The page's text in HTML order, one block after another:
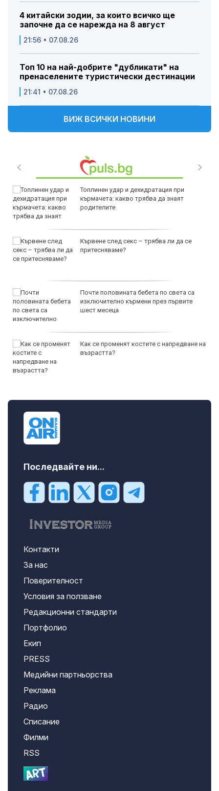
4 китайски зодии, за които всичко ще
започне да се нарежда на 8 август
21:56 • 07.08.26
Топ 10 на най-добрите "дубликати" на
пренаселените туристически дестинации
21:41 • 07.08.26
ВИЖ ВСИЧКИ НОВИНИ
Топлинен удар и дехидратация при
кърмачета: какво трябва да знаят
родителите
Кървене след секс – трябва ли да се
притесняваме?
Почти половината бебета по света са
изключително кърмени през първите
шест месеца
Как се променят костите с напредване на
възрастта?
Последвайте ни...
Контакти
За нас
Поверителност
Условия за ползване
Редакционни стандарти
Портфолио
Екип
PRESS
Медийни партньорства
Реклама
Радио
Списание
Филми
RSS